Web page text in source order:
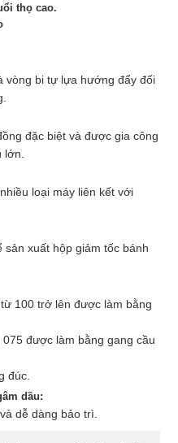
thọ cao.
vòng bi tự lựa hướng đẩy đối
đặc biệt và được gia công
loại máy liên kết với
xuất hộp giảm tốc bánh
100 trở lên được làm bằng
được làm bằng gang cầu
đúc.
dầu:
dễ dàng bảo trì.